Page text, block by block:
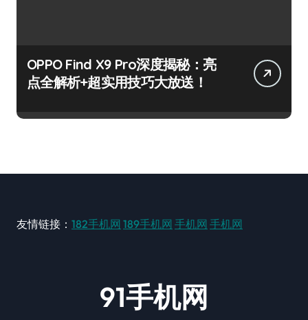
OPPO Find X9 Pro深度揭秘：亮
点全解析+超实用技巧大放送！
友情链接： 182手机网 189手机网 手机网 手机网
91手机网